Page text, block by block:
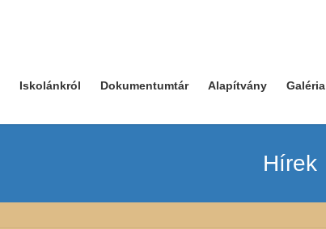
Iskolánkról Dokumentumtár Alapítvány Galéria
Hírek